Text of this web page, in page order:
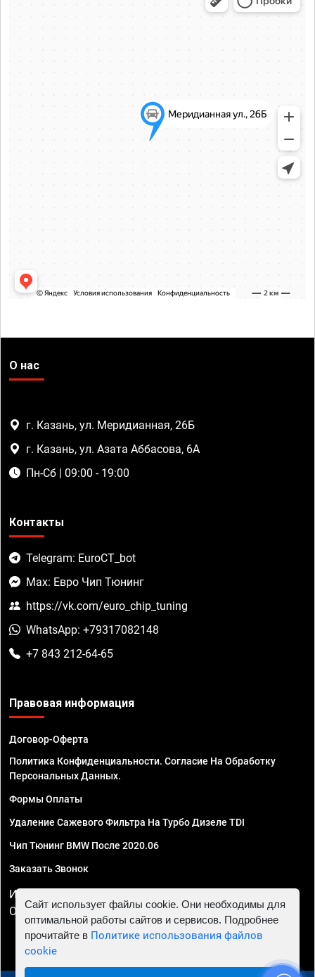
О нас
г. Казань, ул. Меридианная, 26Б
г. Казань, ул. Азата Аббасова, 6А
Пн-Сб | 09:00 - 19:00
Контакты
Telegram: EuroCT_bot
Max: Евро Чип Тюнинг
https://vk.com/euro_chip_tuning
WhatsApp: +79317082148
+7 843 212-64-65
Правовая информация
Договор-Оферта
Политика Конфиденциальности. Согласие На Обработку
Персональных Данных.
Формы Оплаты
Удаление Сажевого Фильтра На Турбо Дизеле TDI
Чип Тюнинг BMW После 2020.06
Заказать Звонок
ИП Смирнов Георгий Павлович. ИНН 781302555843,
ОГРНИП 324470400032610
Сайт использует файлы cookie. Они необходимы для
оптимальной работы сайтов и сервисов. Подробнее
прочитайте в Политике использования файлов
cookie